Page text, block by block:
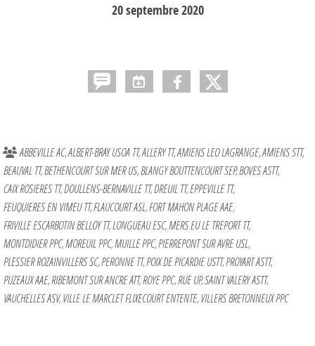
20 septembre 2020
ABBEVILLE AC ALBERT-BRAY USOA TT ALLERY TT AMIENS LEO LAGRANGE AMIENS STT
BEAUVAL TT BETHENCOURT SUR MER US BLANGY BOUTTENCOURT SEP BOVES ASTT
CAIX ROSIERES TT DOULLENS-BERNAVILLE TT DREUIL TT EPPEVILLE TT
FEUQUIERES EN VIMEU TT FLAUCOURT ASL FORT MAHON PLAGE AAE
FRIVILLE ESCARBOTIN BELLOY TT LONGUEAU ESC MERS EU LE TREPORT TT
MONTDIDIER PPC MOREUIL PPC MUILLE PPC PIERREPONT SUR AVRE USL
PLESSIER ROZAINVILLERS SC PERONNE TT POIX DE PICARDIE USTT PROYART ASTT
PUZEAUX AAE RIBEMONT SUR ANCRE ATT ROYE PPC RUE UP SAINT VALERY ASTT
VAUCHELLES ASV VILLE LE MARCLET FLIXECOURT ENTENTE VILLERS BRETONNEUX PPC